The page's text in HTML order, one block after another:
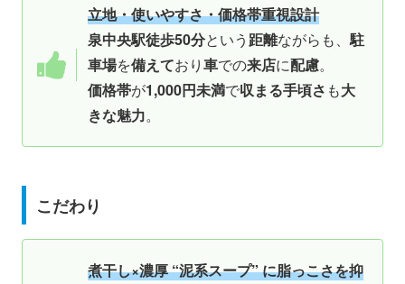
立地・使いやすさ・価格帯重視設計
泉中央駅徒歩50分という 距離ながらも、 駐
車場を備えており車での来店に配慮。
価格帯が1,000円未満で収まる手頃さ も大
きな魅力。
こだわり
煮干し×濃厚 “泥系スープ” に脂っこさを抑